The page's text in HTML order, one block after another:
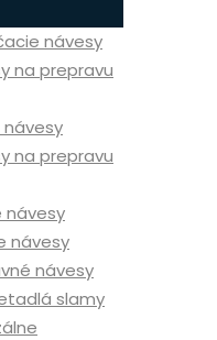
návesy
na prepravu
návesy
na prepravu
návesy
návesy
návesy
slamy